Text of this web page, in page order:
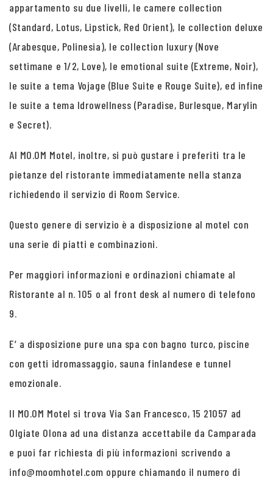
appartamento su due livelli, le camere collection
(Standard, Lotus, Lipstick, Red Orient), le collection deluxe
(Arabesque, Polinesia), le collection luxury (Nove
settimane e 1/2, Love), le emotional suite (Extreme, Noir),
le suite a tema Vojage (Blue Suite e Rouge Suite), ed infine
le suite a tema Idrowellness (Paradise, Burlesque, Marylin
e Secret).
Al MO.OM Motel, inoltre, si può gustare i preferiti tra le
pietanze del ristorante immediatamente nella stanza
richiedendo il servizio di Room Service.
Questo genere di servizio è a disposizione al motel con
una serie di piatti e combinazioni.
Per maggiori informazioni e ordinazioni chiamate al
Ristorante al n. 105 o al front desk al numero di telefono
9.
E’ a disposizione pure una spa con bagno turco, piscine
con getti idromassaggio, sauna finlandese e tunnel
emozionale.
Il MO.OM Motel si trova Via San Francesco, 15 21057 ad
Olgiate Olona ad una distanza accettabile da Camparada
e puoi far richiesta di più informazioni scrivendo a
info@moomhotel.com oppure chiamando il numero di